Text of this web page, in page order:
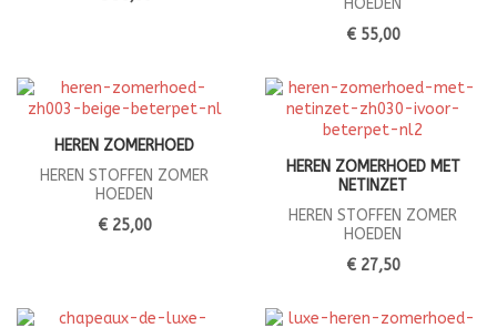
HOEDEN
€ 55,00
HEREN ZOMERHOED
HEREN STOFFEN ZOMER
HOEDEN
€ 25,00
HEREN ZOMERHOED MET
NETINZET
HEREN STOFFEN ZOMER
HOEDEN
€ 27,50